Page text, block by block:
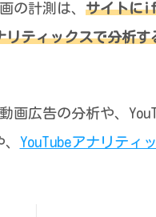
の計測は、 サイトに
リティックスで分析す
画広告の分析や、
YouTubeアナリティ